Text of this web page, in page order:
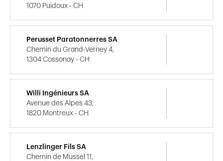
1070 Puidoux - CH
Perusset Paratonnerres SA
Chemin du Grand-Verney 4,
1304 Cossonay - CH
Willi Ingénieurs SA
Avenue des Alpes 43,
1820 Montreux - CH
Lenzlinger Fils SA
Chemin de Mussel 11,